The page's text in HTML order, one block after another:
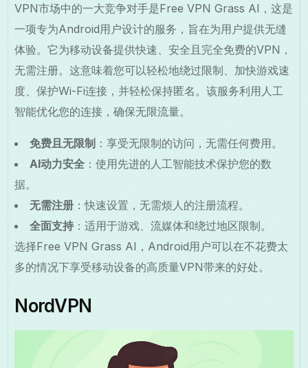
VPN市场中的一大竞争对手是Free VPN Grass AI，这是
一项专为Android用户设计的服务，旨在为用户提供无缝
体验。它为移动设备提供快速、安全且完全免费的VPN，
无需注册。这意味着您可以轻松地绕过限制、加快游戏速
度、保护Wi-Fi连接，并轻松保持匿名。该服务利用人工
智能优化您的连接，确保无限流量。
免费且无限制 ：享受无限制的访问，无需任何费用。
AI动力安全 ：使用先进的人工智能技术保护您的数
据。
无需注册 ：快速设置，无需烦人的注册流程。
全面支持 ：适用于游戏、流媒体和绕过地区限制。
选择Free VPN Grass AI，Android用户可以在不花费太
多的情况下享受移动设备的高质量VPN带来的好处。
NordVPN